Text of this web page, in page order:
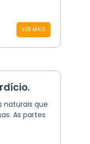
VER MAIS
naturais que
As partes